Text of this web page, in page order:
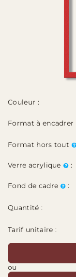
Couleur :
Format à encadrer
Format hors tout
Verre acrylique :
Fond de cadre :
Quantité :
Tarif unitaire :
ou